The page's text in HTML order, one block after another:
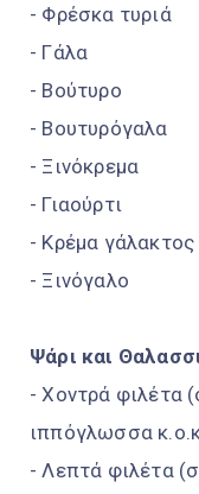
- Φρέσκα τυριά
- Γάλα
- Βούτυρο
- Βουτυρόγαλα
- Ξινόκρεμα
- Γιαούρτι
- Κρέμα γάλακτος
- Ξινόγαλο
Ψάρι και
- Χοντρά φιλέτα
ιππόγλωσσα
- Λεπτά φιλέτα